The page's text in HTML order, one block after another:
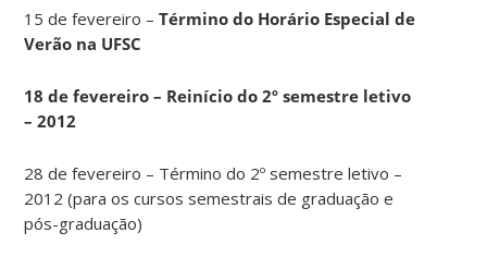
15 de fevereiro –Término do Horário Especial de
Verão na UFSC
18 de fevereiro – Reinício do 2º semestre letivo
– 2012
28 de fevereiro – Término do 2º semestre letivo –
2012 (para os cursos semestrais de graduação e
pós-graduação)